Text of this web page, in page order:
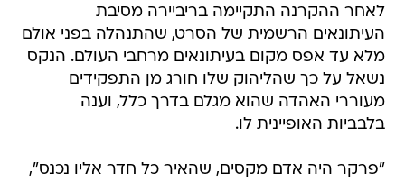
לאחר ההקרנה התקיימה בריביירה מסיבת
העיתונאים הרשמית של הסרט, שהתנהלה בפני אולם
מלא עד אפס מקום בעיתונאים מרחבי העולם. הנקס
נשאל על כך שהליהוק שלו חורג מן התפקידים
מעוררי האהדה שהוא מגלם בדרך כלל, וענה
בלבביות האופיינית לו.
"פרקר היה אדם מקסים, שהאיר כל חדר אליו נכנס",